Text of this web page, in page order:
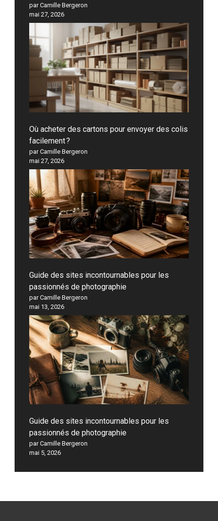
par Camille Bergeron
mai 27, 2026
Où acheter des cartons pour envoyer des colis
facilement ?
par Camille Bergeron
mai 27, 2026
Guide des sites incontournables pour les
passionnés de photographie
par Camille Bergeron
mai 13, 2026
Guide des sites incontournables pour les
passionnés de photographie
par Camille Bergeron
mai 5, 2026